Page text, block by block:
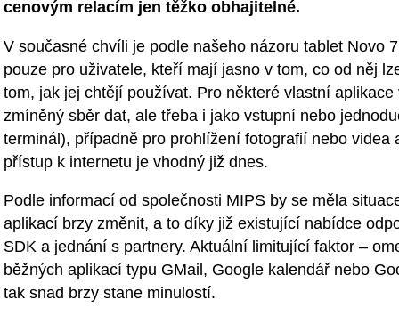
cenovým relacím jen těžko obhajitelné.
V současné chvíli je podle našeho názoru tablet Novo
pouze pro uživatele, kteří mají jasno v tom, co od něj
tom, jak jej chtějí používat. Pro některé vlastní aplikace
zmíněný sběr dat, ale třeba i jako vstupní nebo
terminál), případně pro prohlížení fotografií nebo videa
přístup k internetu je vhodný již dnes.
Podle informací od společnosti MIPS by se měla
aplikací brzy změnit, a to díky již existující nabídce
SDK a jednání s partnery. Aktuální limitující faktor –
běžných aplikací typu GMail, Google kalendář nebo
tak snad brzy stane minulostí.